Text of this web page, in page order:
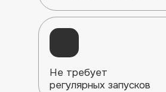
Не требует
регулярных запусков